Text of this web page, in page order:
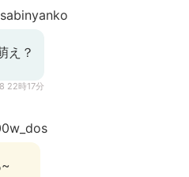
え？
22時17分